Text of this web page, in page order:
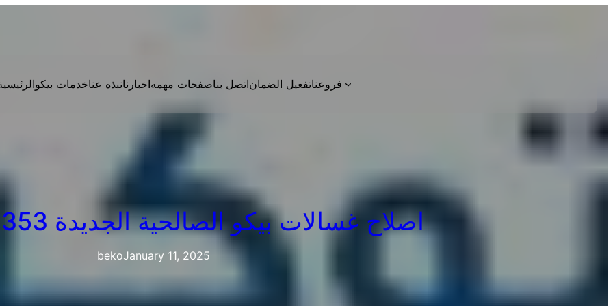
خدمات بيكونبذه عنااخبارناصفحات مهمهاتصل بناتفعيل الضمانفروعنا
اصلاح غسالات بيكو الصالحية الجديدة 01283377353
bekoJanuary 11, 2025